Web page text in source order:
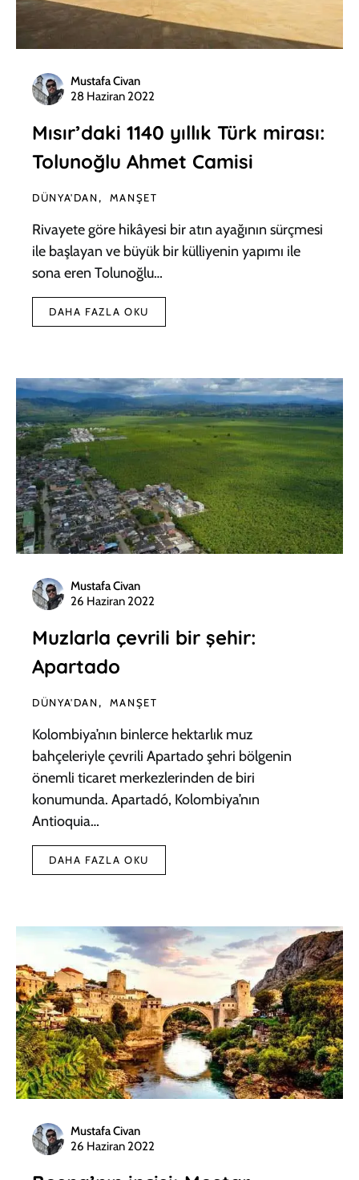
Mustafa Civan
28 Haziran 2022
Mısır’daki 1140 yıllık Türk mirası:
Tolunoğlu Ahmet Camisi
DÜNYA'DAN MANŞET
Rivayete göre hikâyesi bir atın ayağının sürçmesi
ile başlayan ve büyük bir külliyenin yapımı ile
sona eren Tolunoğlu…
DAHA FAZLA OKU
Mustafa Civan
26 Haziran 2022
Muzlarla çevrili bir şehir:
Apartado
DÜNYA'DAN MANŞET
Kolombiya’nın binlerce hektarlık muz
bahçeleriyle çevrili Apartado şehri bölgenin
önemli ticaret merkezlerinden de biri
konumunda. Apartadó, Kolombiya’nın
Antioquia…
DAHA FAZLA OKU
Mustafa Civan
26 Haziran 2022